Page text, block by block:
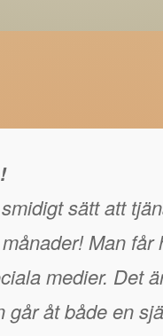
sätt att
Man får
medier. Det
går åt både en